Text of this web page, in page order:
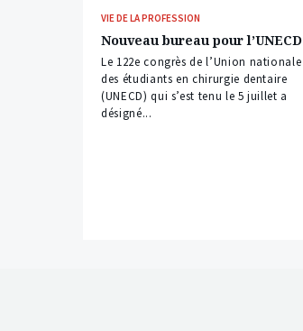
VIE DE LA PROFESSION
Nouveau bureau pour l’UNECD
Le 122e congrès de l’Union nationale
des étudiants en chirurgie dentaire
(UNECD) qui s’est tenu le 5 juillet a
désigné...